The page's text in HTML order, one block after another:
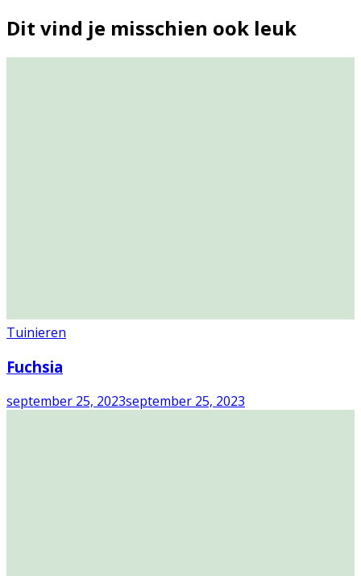
Dit vind je misschien ook leuk
Tuinieren
Fuchsia
september 25, 2023september 25, 2023